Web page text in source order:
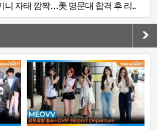
니 자태 깜짝…美 명문대 합격 후 리..